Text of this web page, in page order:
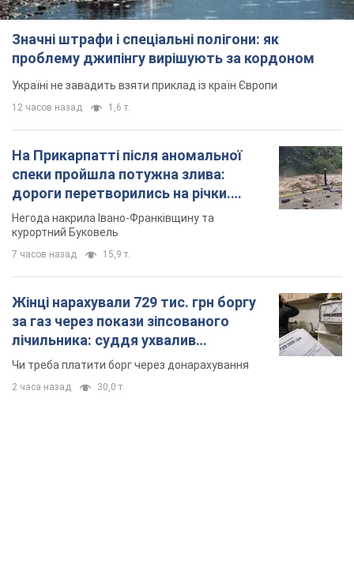
Значні штрафи і спеціальні полігони: як
проблему джипінгу вирішують за кордоном
Україні не завадить взяти приклад із країн Європи
12 часов назад 1,6 т.
На Прикарпатті після аномальної
спеки пройшла потужна злива:
дороги перетворились на річки.
Відео
Негода накрила Івано-Франківщину та
курортний Буковель
7 часов назад 15,9 т.
Жінці нарахували 729 тис. грн боргу
за газ через покази зіпсованого
лічильника: суддя ухвалив
неочікуване рішення
Чи треба платити борг через донарахування
2 часа назад 30,0 т.